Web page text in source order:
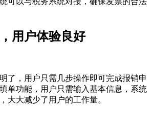
用户体验良好
了，用户只需几步操作即可完成报销申
单功能，用户只需输入基本信息，系统
大大减少了用户的工作量。